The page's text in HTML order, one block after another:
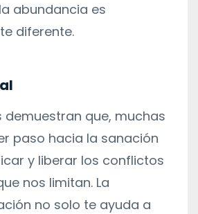
abundancia es
diferente.
demuestran que, muchas
paso hacia la sanación
y liberar los conflictos
nos limitan. La
no solo te ayuda a